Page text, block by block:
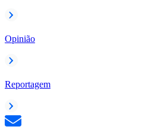
Opinião
Reportagem